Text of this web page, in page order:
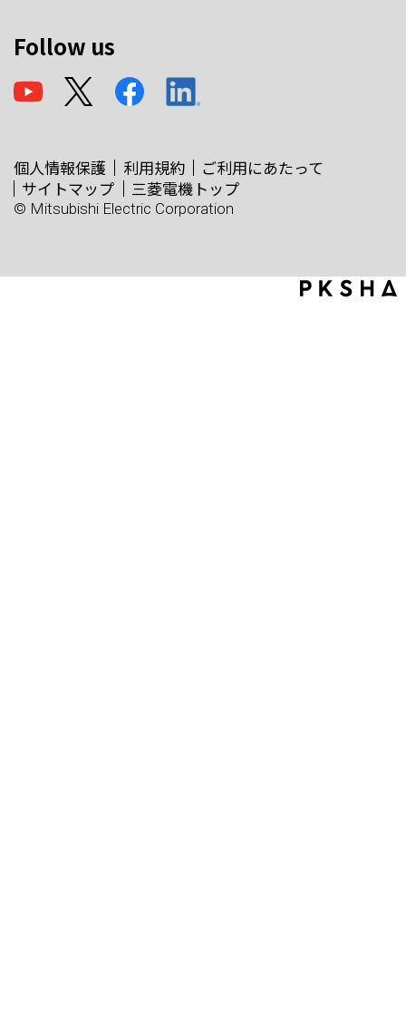
Follow us
個人情報保護 利用規約
ご利用にあたって
サイトマップ
三菱電機トップ
© Mitsubishi Electric Corporation